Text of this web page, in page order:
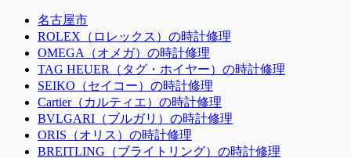
名古屋市
ROLEX（ロレックス）の時計修理
OMEGA（オメガ）の時計修理
TAG HEUER（タグ・ホイヤー）の時計修理
SEIKO（セイコー）の時計修理
Cartier（カルティエ）の時計修理
BVLGARI（ブルガリ）の時計修理
ORIS（オリス）の時計修理
BREITLING（ブライトリング）の時計修理